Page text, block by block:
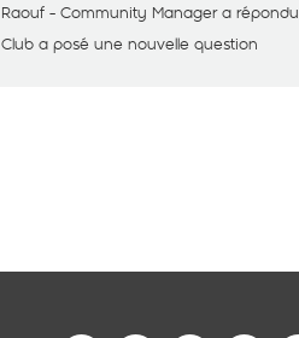
Raouf - Community Manager a répondu
Club a posé une nouvelle question